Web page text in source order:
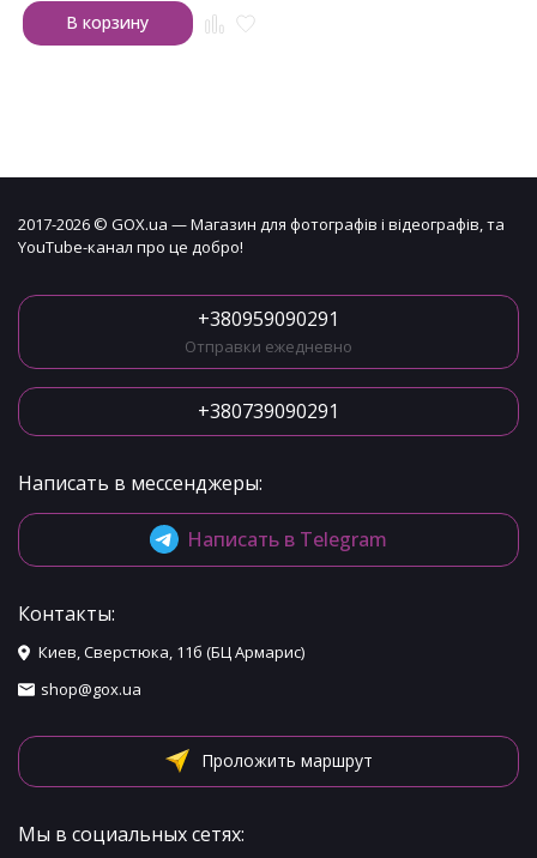
В корзину
2017-2026 © GOX.ua — Магазин для фотографів і відеографів, та
YouTube-канал про це добро!
+380959090291
Отправки ежедневно
+380739090291
Написать в мессенджеры:
Написать в Telegram
Контакты:
Киев, Сверстюка, 11б (БЦ Армарис)
shop@gox.ua
Проложить маршрут
Мы в социальных сетях: